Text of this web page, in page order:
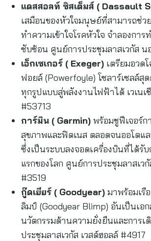
แดสสอลท์ ซิสเต็มส์ ( Dassault
เสมือนของหัวใจมนุษย์ที่สามารถช่ว
ทำความเข้าใจโรคหัวใจ จำลองกา
ซับซ้อน ศูนย์การประชุมลาสเวกัส น
เอ็กเซเกอร์ ( Exeger) เตรียมอวด
ฟอยล์ (Powerfoyle) โซลาร์เซลล์สุ
ทุกรูปแบบสู่พลังงานไฟฟ้าได้ เวเนเ
#53713
การ์มิน ( Garmin) พร้อมชูฟีเจอร์ก
สุขภาพและฟิตเนส ตลอดจนออโตแ
ซึ่งเป็นระบบลงจอดเครื่องบินที่ได้รับ
แรกของโลก ศูนย์การประชุมลาสเว
#3519
กู๊ดเยียร์ ( Goodyear) มาพร้อมเรื
ลิมป์ (Goodyear Blimp) อันเป็นเอ
นวัตกรรมด้านความยั่งยืนและการเ
ประชุมลาสเวกัส เวสต์ฮอลล์ #4917